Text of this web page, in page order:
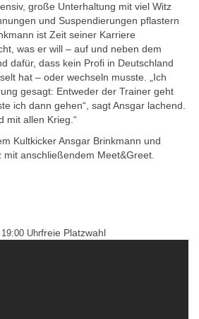
große Unterhaltung mit viel Witz
und Suspendierungen pflastern
ist Zeit seiner Karriere
was er will – auf und neben dem
dafür, dass kein Profi in Deutschland
hat – oder wechseln musste. „Ich
gesagt: Entweder der Trainer geht
ich dann gehen“, sagt Ansgar lachend.
mit allen Krieg.“
Kultkicker Ansgar Brinkmann und
mit anschließendem Meet&Greet.
Uhrfreie Platzwahl